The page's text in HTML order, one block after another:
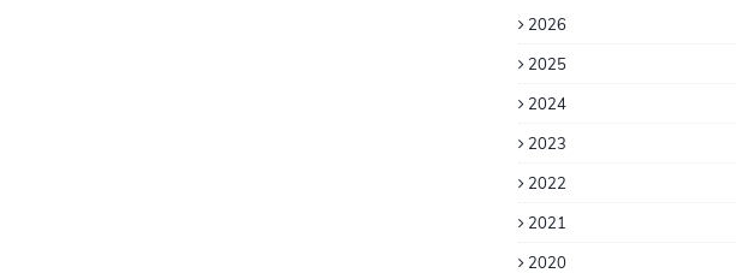
2026
2025
2024
2023
2022
2021
2020